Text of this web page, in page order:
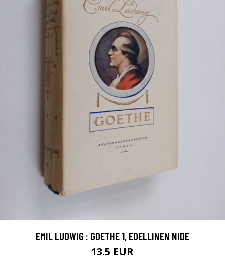
EMIL LUDWIG : GOETHE 1, EDELLINEN NIDE
13.5 EUR